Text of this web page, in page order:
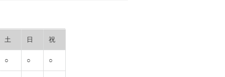
土 日 祝
○ ○ ○